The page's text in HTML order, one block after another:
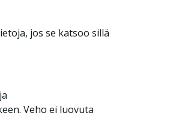
jos se katsoo sillä
Veho ei luovuta